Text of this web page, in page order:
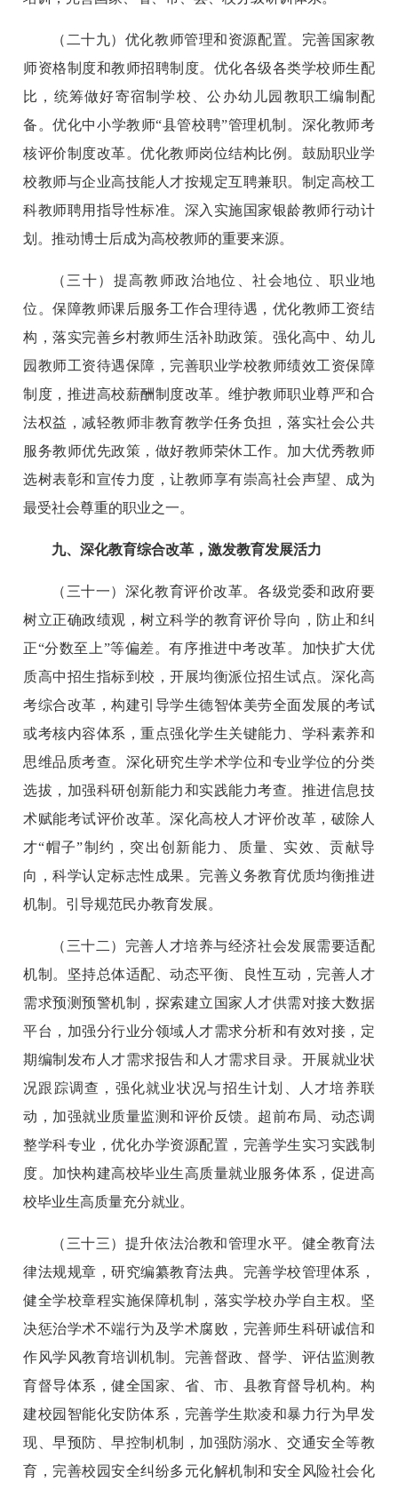
（二十九）优化教师管理和资源配置。完善国家教
师资格制度和教师招聘制度。优化各级各类学校师生配
比，统筹做好寄宿制学校、公办幼儿园教职工编制配
备。优化中小学教师“县管校聘”管理机制。深化教师考
核评价制度改革。优化教师岗位结构比例。鼓励职业学
校教师与企业高技能人才按规定互聘兼职。制定高校工
科教师聘用指导性标准。深入实施国家银龄教师行动计
划。推动博士后成为高校教师的重要来源。
（三十）提高教师政治地位、社会地位、职业地
位。保障教师课后服务工作合理待遇，优化教师工资结
构，落实完善乡村教师生活补助政策。强化高中、幼儿
园教师工资待遇保障，完善职业学校教师绩效工资保障
制度，推进高校薪酬制度改革。维护教师职业尊严和合
法权益，减轻教师非教育教学任务负担，落实社会公共
服务教师优先政策，做好教师荣休工作。加大优秀教师
选树表彰和宣传力度，让教师享有崇高社会声望、成为
最受社会尊重的职业之一。
九、深化教育综合改革，激发教育发展活力
（三十一）深化教育评价改革。各级党委和政府要
树立正确政绩观，树立科学的教育评价导向，防止和纠
正“分数至上”等偏差。有序推进中考改革。加快扩大优
质高中招生指标到校，开展均衡派位招生试点。深化高
考综合改革，构建引导学生德智体美劳全面发展的考试
或考核内容体系，重点强化学生关键能力、学科素养和
思维品质考查。深化研究生学术学位和专业学位的分类
选拔，加强科研创新能力和实践能力考查。推进信息技
术赋能考试评价改革。深化高校人才评价改革，破除人
才“帽子”制约，突出创新能力、质量、实效、贡献导
向，科学认定标志性成果。完善义务教育优质均衡推进
机制。引导规范民办教育发展。
（三十二）完善人才培养与经济社会发展需要适配
机制。坚持总体适配、动态平衡、良性互动，完善人才
需求预测预警机制，探索建立国家人才供需对接大数据
平台，加强分行业分领域人才需求分析和有效对接，定
期编制发布人才需求报告和人才需求目录。开展就业状
况跟踪调查，强化就业状况与招生计划、人才培养联
动，加强就业质量监测和评价反馈。超前布局、动态调
整学科专业，优化办学资源配置，完善学生实习实践制
度。加快构建高校毕业生高质量就业服务体系，促进高
校毕业生高质量充分就业。
（三十三）提升依法治教和管理水平。健全教育法
律法规规章，研究编纂教育法典。完善学校管理体系，
健全学校章程实施保障机制，落实学校办学自主权。坚
决惩治学术不端行为及学术腐败，完善师生科研诚信和
作风学风教育培训机制。完善督政、督学、评估监测教
育督导体系，健全国家、省、市、县教育督导机构。构
建校园智能化安防体系，完善学生欺凌和暴力行为早发
现、早预防、早控制机制，加强防溺水、交通安全等教
育，完善校园安全纠纷多元化解机制和安全风险社会化